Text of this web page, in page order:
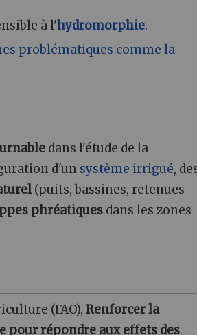
à l'hydromorphie.
problématiques comme la
dans l'étude de la
d'un système irrigué,
(puits, bassines, retenues
phréatiques dans les zones
(FAO),Renforcer la
pour répondre aux effets des